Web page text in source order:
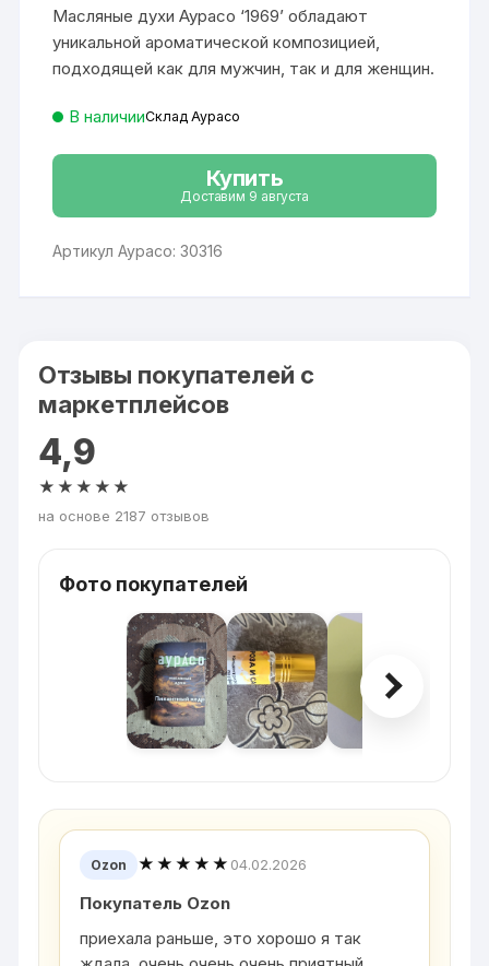
пользовате
лей
Масляные духи Аурасо ‘1969’ обладают
уникальной ароматической композицией,
подходящей как для мужчин, так и для женщин.
В наличииСклад Аурасо
Купить
Доставим 9 августа
Артикул Аурасо: 30316
Отзывы покупателей с
маркетплейсов
4,9
★★★★★
на основе 2187 отзывов
Фото покупателей
Ozon ★★★★★ 04.02.2026
Покупатель Ozon
приехала раньше, это хорошо я так